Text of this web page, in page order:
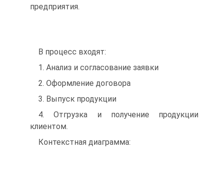
предприятия.
В процесс входят:
1. Анализ и согласование заявки
2. Оформление договора
3. Выпуск продукции
4. Отгрузка и получение продукции
клиентом.
Контекстная диаграмма: